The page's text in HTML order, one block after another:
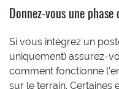
Donnez-vous une
Si vous intégrez un
uniquement) assurez-
comment fonctionne
sur le terrain. Certaines